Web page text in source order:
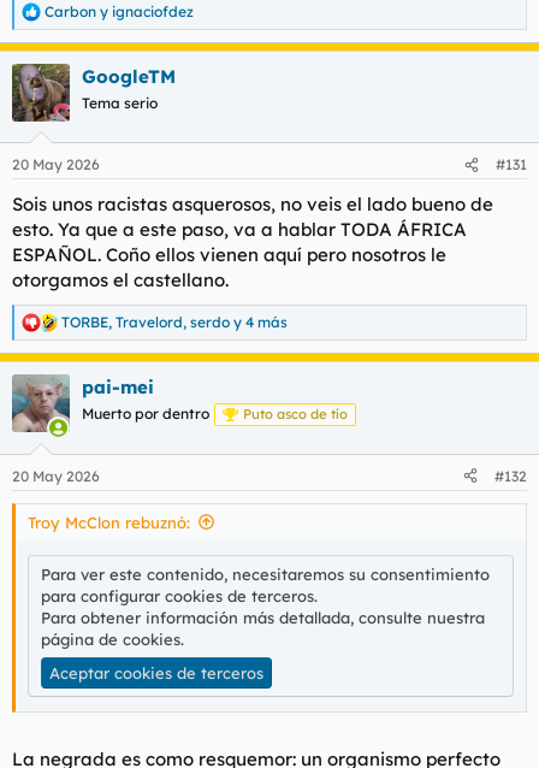
R
e
a
c
c
i
e
:
Carbon y ignaciofdez
GoogleTM
Tema serio
20 May 2026 #131
Sois unos racistas asquerosos, no veis el lado bueno de
esto. Ya que a este paso, va a hablar TODA ÁFRICA
ESPAÑOL. Coño ellos vienen aquí pero nosotros le
otorgamos el castellano.
R
e
c
c
i
e
s
TORBE, Travelord, serdo y 4 más
pai-mei
Muerto por dentro Puto asco de tío
20 May 2026 #132
Troy McClon rebuznó:
Para ver este contenido, necesitaremos su consentimiento
para configurar cookies de terceros.
Para obtener información más detallada, consulte nuestra
página de cookies.
Aceptar cookies de terceros
La negrada es como resquemor: un organismo perfecto